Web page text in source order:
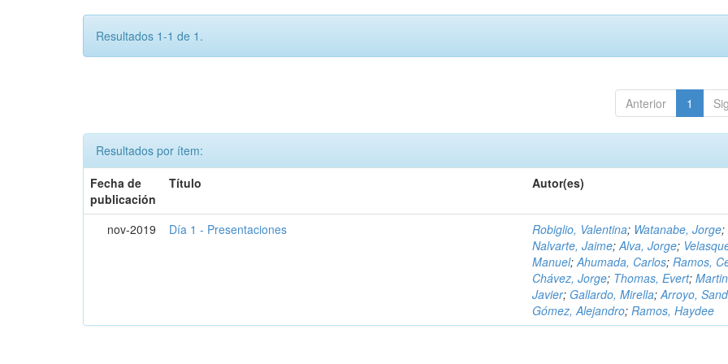
Resultados 1-1 de 1.
Anterior 1
Resultados por ítem:
Fecha de
publicación
Título Autor(es)
nov-2019 Día 1 - Presentaciones Robiglio, Valentina; Watanabe, Jorge;
Nalvarte, Jaime;Alva, Jorge;
Manuel;Ahumada, Carlos;Ramos,
Chávez, Jorge; Thomas, Evert;
Javier; Gallardo, Mirella;Arroyo,
Gómez, Alejandro;Ramos, Haydee